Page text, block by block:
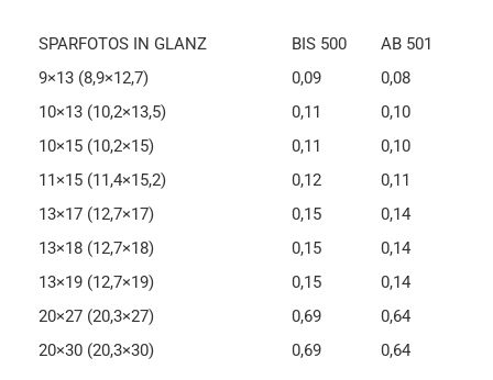
SPARFOTOS IN GLANZ BIS 500
AB 501
SPARFOTOS IN GLANZ
BIS 500 AB 501
9×13 (8,9×12,7) 0,09
0,08
10×13 (10,2×13,5)
0,11
0,10
10×15 (10,2×15)
0,11
0,10
11×15 (11,4×15,2)
0,12
0,11
13×17 (12,7×17)
0,15
0,14
13×18 (12,7×18)
0,15
0,14
13×19 (12,7×19)
0,15
0,14
20×27 (20,3×27)
0,69
0,64
20×30 (20,3×30)
0,69 0,64